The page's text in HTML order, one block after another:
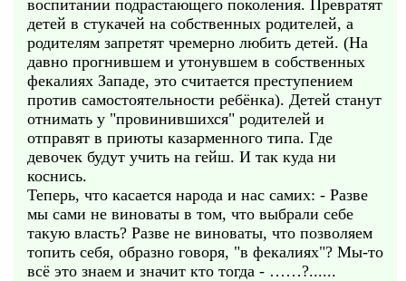
воспитании подрастающего поколения. Превратят
детей в стукачей на собственных родителей, а
родителям запретят чремерно любить детей. (На
давно прогнившем и утонувшем в собственных
фекалиях Западе, это считается преступением
против самостоятельности ребёнка). Детей станут
отнимать у "провинившихся" родителей и
отправят в приюты казарменного типа. Где
девочек будут учить на гейш. И так куда ни
коснись.
Теперь, что касается народа и нас самих: - Разве
мы сами не виноваты в том, что выбрали себе
такую власть? Разве не виноваты, что позволяем
топить себя, образно говоря, "в фекалиях"? Мы-то
всё это знаем и значит кто тогда - ……?......